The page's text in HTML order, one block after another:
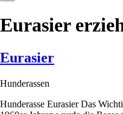
Eurasier
Eurasier
Hunderassen
Hunderasse Eurasier Das